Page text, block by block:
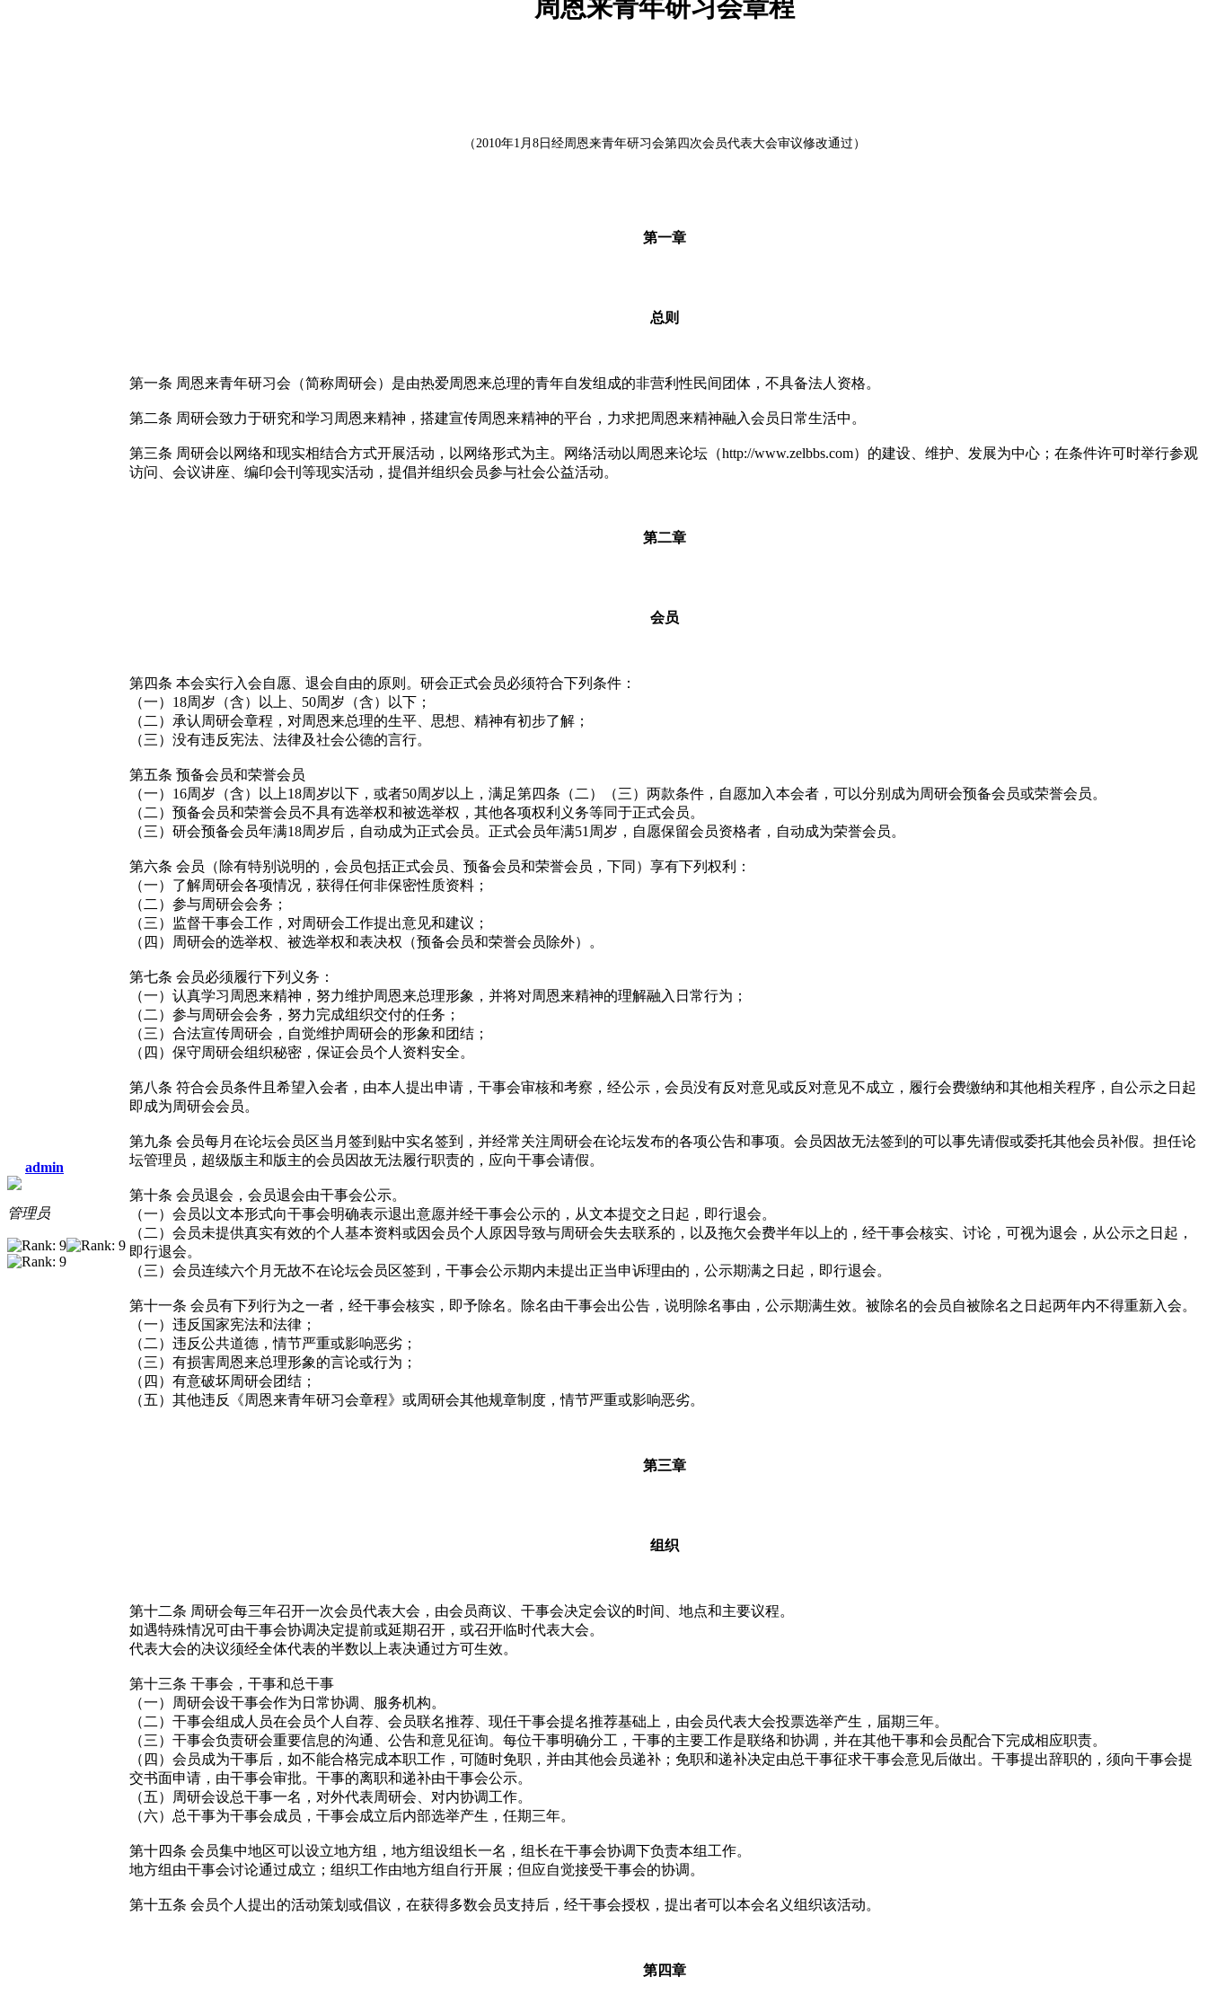
admin
管理员
周恩来青年研习会章程
（2010年1月8日经周恩来青年研习会第四次会员代表大会审议修改通过）
第一章
总则
第一条 周恩来青年研习会（简称周研会）是由热爱周恩来总理的青年自发组成的非营利性民间团体，不具备法人资格。
第二条 周研会致力于研究和学习周恩来精神，搭建宣传周恩来精神的平台，力求把周恩来精神融入会员日常生活中。
第三条 周研会以网络和现实相结合方式开展活动，以网络形式为主。网络活动以周恩来论坛（http://www.zelbbs.com）的建设、维护、发展为中心；在条件许可时举行参观
访问、会议讲座、编印会刊等现实活动，提倡并组织会员参与社会公益活动。
第二章
会员
第四条 本会实行入会自愿、退会自由的原则。研会正式会员必须符合下列条件：
（一） 18周岁（含）以上、 50周岁（含）以下；
（二）承认周研会章程，对周恩来总理的生平、思想、精神有初步了解；
（三）没有违反宪法、法律及社会公德的言行。
第五条 预备会员和荣誉会员
（一） 16周岁（含）以上18周岁以下，或者50周岁以上，满足第四条（二）（三）两款条件，自愿加入本会者，可以分别成为周研会预备会员或荣誉会员。
（二）预备会员和荣誉会员不具有选举权和被选举权，其他各项权利义务等同于正式会员。
（三）研会预备会员年满18周岁后，自动成为正式会员。正式会员年满51 周岁，自愿保留会员资格者，自动成为荣誉会员。
第六条 会员（除有特别说明的，会员包括正式会员、预备会员和荣誉会员，下同）享有下列权利：
（一）了解周研会各项情况，获得任何非保密性质资料；
（二）参与周研会会务；
（三）监督干事会工作，对周研会工作提出意见和建议；
（四）周研会的选举权、被选举权和表决权（预备会员和荣誉会员除外）。
第七条 会员必须履行下列义务：
（一）认真学习周恩来精神，努力维护周恩来总理形象，并将对周恩来精神的理解融入日常行为；
（二）参与周研会会务，努力完成组织交付的任务；
（三）合法宣传周研会，自觉维护周研会的形象和团结；
（四）保守周研会组织秘密，保证会员个人资料安全。
第八条 符合会员条件且希望入会者，由本人提出申请，干事会审核和考察，经公示，会员没有反对意见或反对意见不成立，履行会费缴纳和其他相关程序，自公示之日起
即成为周研会会员。
第九条 会员每月在论坛会员区当月签到贴中实名签到，并经常关注周研会在论坛发布的各项公告和事项。会员因故无法签到的可以事先请假或委托其他会员补假。担任论
坛管理员，超级版主和版主的会员因故无法履行职责的，应向干事会请假。
第十条 会员退会，会员退会由干事会公示。
（一）会员以文本形式向干事会明确表示退出意愿并经干事会公示的，从文本提交之日起，即行退会。
（二）会员未提供真实有效的个人基本资料或因会员个人原因导致与周研会失去联系的，以及拖欠会费半年以上的，经干事会核实、讨论，可视为退会，从公示之日起，
即行退会。
（三）会员连续六个月无故不在论坛会员区签到，干事会公示期内未提出正当申诉理由的，公示期满之日起，即行退会。
第十一条 会员有下列行为之一者，经干事会核实，即予除名。除名由干事会出公告，说明除名事由，公示期满生效。被除名的会员自被除名之日起两年内不得重新入会。
（一）违反国家宪法和法律；
（二）违反公共道德，情节严重或影响恶劣；
（三）有损害周恩来总理形象的言论或行为；
（四）有意破坏周研会团结；
（五）其他违反《周恩来青年研习会章程》或周研会其他规章制度，情节严重或影响恶劣。
第三章
组织
第十二条 周研会每三年召开一次会员代表大会，由会员商议、干事会决定会议的时间、地点和主要议程。
如遇特殊情况可由干事会协调决定提前或延期召开，或召开临时代表大会。
代表大会的决议须经全体代表的半数以上表决通过方可生效。
第十三条 干事会，干事和总干事
（一）周研会设干事会作为日常协调、服务机构。
（二）干事会组成人员在会员个人自荐、会员联名推荐、现任干事会提名推荐基础上，由会员代表大会投票选举产生，届期三年。
（三）干事会负责研会重要信息的沟通、公告和意见征询。每位干事明确分工，干事的主要工作是联络和协调，并在其他干事和会员配合下完成相应职责。
（四）会员成为干事后，如不能合格完成本职工作，可随时免职，并由其他会员递补；免职和递补决定由总干事征求干事会意见后做出。干事提出辞职的，须向干事会提
交书面申请，由干事会审批。干事的离职和递补由干事会公示。
（五）周研会设总干事一名，对外代表周研会、对内协调工作。
（六）总干事为干事会成员，干事会成立后内部选举产生，任期三年。
第十四条 会员集中地区可以设立地方组，地方组设组长一名，组长在干事会协调下负责本组工作。
地方组由干事会讨论通过成立；组织工作由地方组自行开展；但应自觉接受干事会的协调。
第十五条 会员个人提出的活动策划或倡议，在获得多数会员支持后，经干事会授权，提出者可以本会名义组织该活动。
第四章